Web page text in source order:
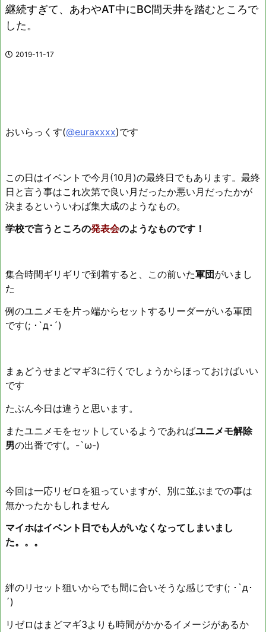
継続すぎて、あわやAT中にBC間天井を踏むところで
した。
2019-11-17
おいらっくす(@euraxxxx)です
この日はイベントで今月(10月)の最終日でもあります。最終
日と言う事はこれ次第で良い月だったか悪い月だったかが
決まるといういわば集大成のようなもの。
学校で言うところの発表会のようなものです！
集合時間ギリギリで到着すると、この前いた軍団がいまし
た
例のユニメモを片っ端からセットするリーダーがいる軍団
です(; ･`д･´)
まぁどうせまどマギ3に行くでしょうからほっておけばいい
です
たぶん今日は違うと思います。
またユニメモをセットしているようであればユニメモ解除
男の出番です(。-`ω-)
今回は一応リゼロを狙っていますが、別に並ぶまでの事は
無かったかもしれません
マイホはイベント日でも人がいなくなってしまいまし
た。。。
絆のリセット狙いからでも間に合いそうな感じです(; ･`д･
´)
リゼロはまどマギ3よりも時間がかかるイメージがあるか